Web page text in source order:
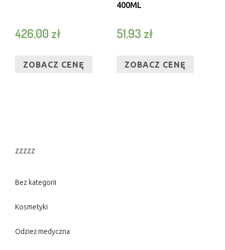
426,00 zł
ZOBACZ CENĘ
400ML
51,93 zł
ZOBACZ CENĘ
zzzzz
Bez kategorii
Kosmetyki
Odzież medyczna